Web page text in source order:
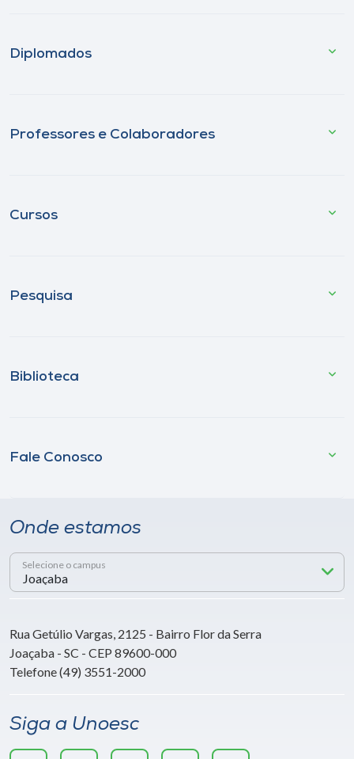
Diplomados
Professores e Colaboradores
Cursos
Pesquisa
Biblioteca
Fale Conosco
Onde estamos
Selecione o campus
Rua Getúlio Vargas, 2125 - Bairro Flor da Serra
Joaçaba - SC - CEP 89600-000
Telefone (49) 3551-2000
Siga a Unoesc